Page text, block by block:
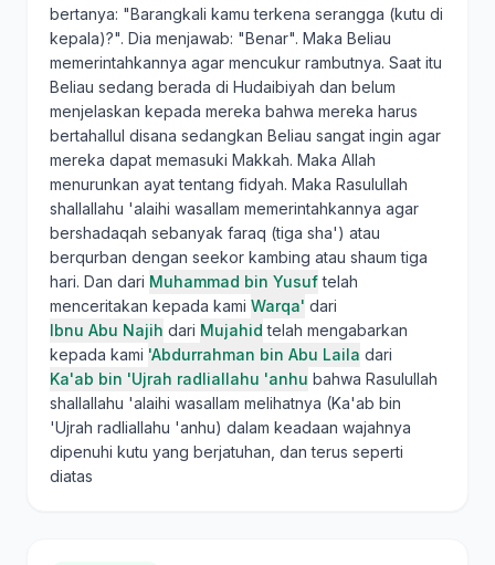
bertanya: "Barangkali kamu terkena serangga (kutu di
kepala)?". Dia menjawab: "Benar". Maka Beliau
memerintahkannya agar mencukur rambutnya. Saat itu
Beliau sedang berada di Hudaibiyah dan belum
menjelaskan kepada mereka bahwa mereka harus
bertahallul disana sedangkan Beliau sangat ingin agar
mereka dapat memasuki Makkah. Maka Allah
menurunkan ayat tentang fidyah. Maka Rasulullah
shallallahu 'alaihi wasallam memerintahkannya agar
bershadaqah sebanyak faraq (tiga sha') atau
berqurban dengan seekor kambing atau shaum tiga
hari. Dan dari Muhammad bin Yusuftelah
menceritakan kepada kami Warqa' dari
Ibnu Abu Najih dari Mujahid telah mengabarkan
kepada kami 'Abdurrahman bin Abu Laila dari
Ka'ab bin 'Ujrah radliallahu 'anhu bahwa Rasulullah
shallallahu 'alaihi wasallam melihatnya (Ka'ab bin
'Ujrah radliallahu 'anhu) dalam keadaan wajahnya
dipenuhi kutu yang berjatuhan, dan terus seperti
diatas